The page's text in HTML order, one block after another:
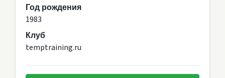
Год рождения
1983
Клуб
temptraining.ru